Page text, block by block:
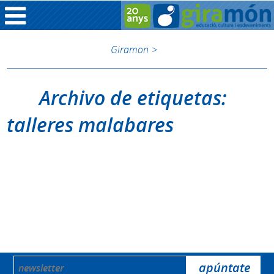
Giramon >
Archivo de etiquetas:
talleres malabares